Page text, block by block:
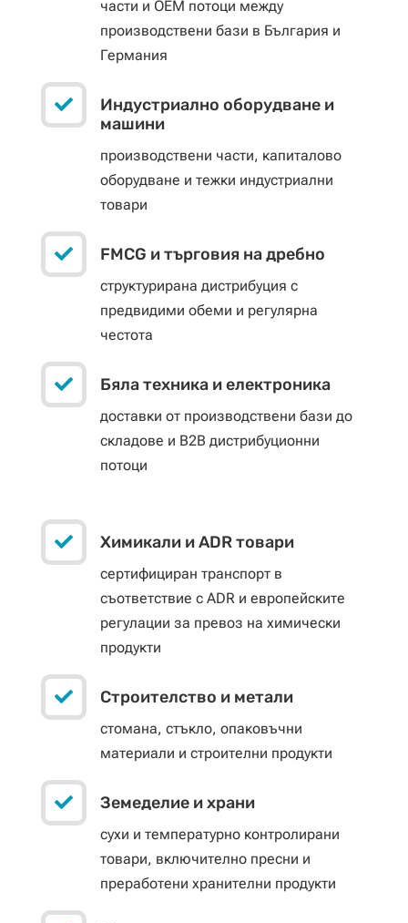
части и OEM потоци между
производствени бази в България и
Германия

Индустриално оборудване и
машини
производствени части, капиталово
оборудване и тежки индустриални
товари
 FMCG и търговия на дребно
структурирана дистрибуция с
предвидими обеми и регулярна
честота
 Бяла техника и електроника
доставки от производствени бази до
складове и B2B дистрибуционни
потоци
 Химикали и ADR товари
сертифициран транспорт в
съответствие с ADR и европейските
регулации за превоз на химически
продукти
 Строителство и метали
стомана, стъкло, опаковъчни
материали и строителни продукти
 Земеделие и храни
сухи и температурно контролирани
товари, включително пресни и
преработени хранителни продукти